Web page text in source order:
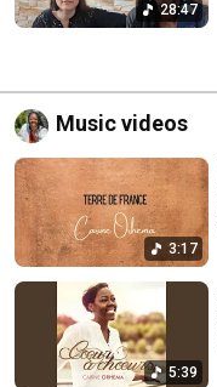
28:47
Music videos
3:17
5:39